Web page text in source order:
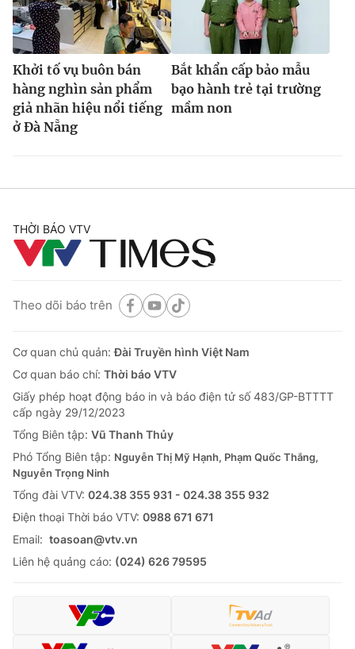
Khởi tố vụ buôn bán
hàng nghìn sản phẩm
giả nhãn hiệu nổi tiếng
ở Đà Nẵng
Bắt khẩn cấp bảo mẫu
bạo hành trẻ tại trường
mầm non
THỜI BÁO VTV
Theo dõi báo trên
Cơ quan chủ quản:Đài Truyền hình Việt Nam
Cơ quan báo chí: Thời báo VTV
Giấy phép hoạt động báo in và báo điện tử số 483/GP-BTTTT
cấp ngày 29/12/2023
Tổng Biên tập: Vũ Thanh Thủy
Phó Tổng Biên tập: Nguyễn Thị Mỹ Hạnh, Phạm Quốc Thắng,
Nguyễn Trọng Ninh
Tổng đài VTV: 024.38 355 931 - 024.38 355 932
Ðiện thoại Thời báo VTV: 0988 671 671
Email: toasoan@vtv.vn
Liên hệ quảng cáo: (024) 626 79595